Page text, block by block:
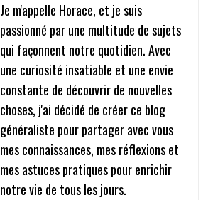
Je m'appelle Horace, et je suis
passionné par une multitude de sujets
qui façonnent notre quotidien. Avec
une curiosité insatiable et une envie
constante de découvrir de nouvelles
choses, j'ai décidé de créer ce blog
généraliste pour partager avec vous
mes connaissances, mes réflexions et
mes astuces pratiques pour enrichir
notre vie de tous les jours.